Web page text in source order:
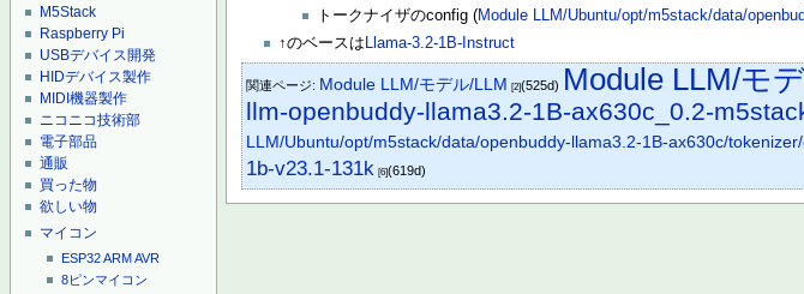
M5Stack
Raspberry Pi
USBデバイス開発
HIDデバイス製作
MIDI機器製作
ニコニコ技術部
電子部品
通販
買った物
欲しい物
マイコン
ESP32ARMAVR
8ピンマイコン
トークナイザのconfig (Module LLM/Ubuntu/opt/m5stack/data/
↑のベースは Llama-3.2-1B-Instruct
関連ページ: Module LLM/モデル/LLM [2](525d) Module LLM/モ
llm-openbuddy-llama3.2-1B-ax630c_0.2-
LLM/Ubuntu/opt/m5stack/data/openbuddy-llama3.2-1B-ax630c/
1b-v23.1-131k [6](619d)